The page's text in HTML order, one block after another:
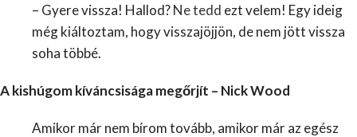
– Gyere vissza! Hallod?Ne tedd ezt velem! Egy ideig
még kiáltoztam, hogy visszajöjjön, de nem jött vissza
soha többé.
A kishúgom kíváncsisága megőrjít – Nick Wood
Amikor már nem bírom tovább, amikor már az egész